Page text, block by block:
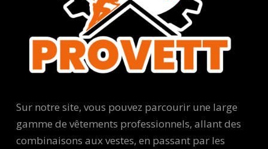
Sur notre site, vous pouvez parcourir une large
gamme de vêtements professionnels, allant des
combinaisons aux vestes, en passant par les